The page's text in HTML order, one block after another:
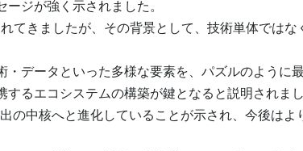
ジが強く示されました。
てきましたが、その背景として、技術単体ではな
データといった多様な要素を、パズルのように
るエコシステムの構築が鍵となると説明されまし
中核へと進化していることが示され、今後はよ